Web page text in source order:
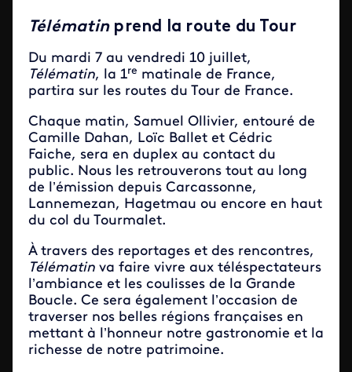
Télématinprend la route du Tour
Du mardi 7 au vendredi 10 juillet,
Télématin, la 1re matinale de France,
partira sur les routes du Tour de France.
Chaque matin, Samuel Ollivier, entouré de
Camille Dahan, Loïc Ballet et Cédric
Faiche, sera en duplex au contact du
public. Nous les retrouverons tout au long
de l’émission depuis Carcassonne,
Lannemezan, Hagetmau ou encore en haut
du col du Tourmalet.
À travers des reportages et des rencontres,
Télématin va faire vivre aux téléspectateurs
l’ambiance et les coulisses de la Grande
Boucle. Ce sera également l’occasion de
traverser nos belles régions françaises en
mettant à l’honneur notre gastronomie et la
richesse de notre patrimoine.